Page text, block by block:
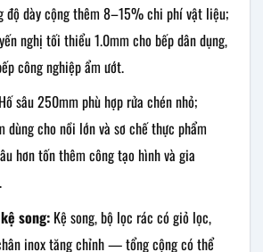
độ dày cộng thêm 8–15% chi phí vật liệu;
nghị tối thiểu 1.0mm cho bếp dân dụng,
công nghiệp ẩm ướt.
sâu 250mm phù hợp rửa chén nhỏ;
cho nồi lớn và sơ chế thực phẩm
hơn tốn thêm công tạo hình và gia
song:Kệ song, bộ lọc rác có giỏ lọc,
inox tăng chỉnh — tổng cộng có thể